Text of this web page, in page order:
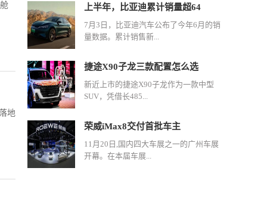
地
上半年，比亚迪累计销量超64
7月3日，比亚迪汽车公布了今年6月的销
量数据。累计销售新...
捷途X90子龙三款配置怎么选
新近上市的捷途X90子龙作为一款中型
SUV，凭借长485...
荣威iMax8交付首批车主
11月20日,国内四大车展之一的广州车展
开幕。在本届车展...